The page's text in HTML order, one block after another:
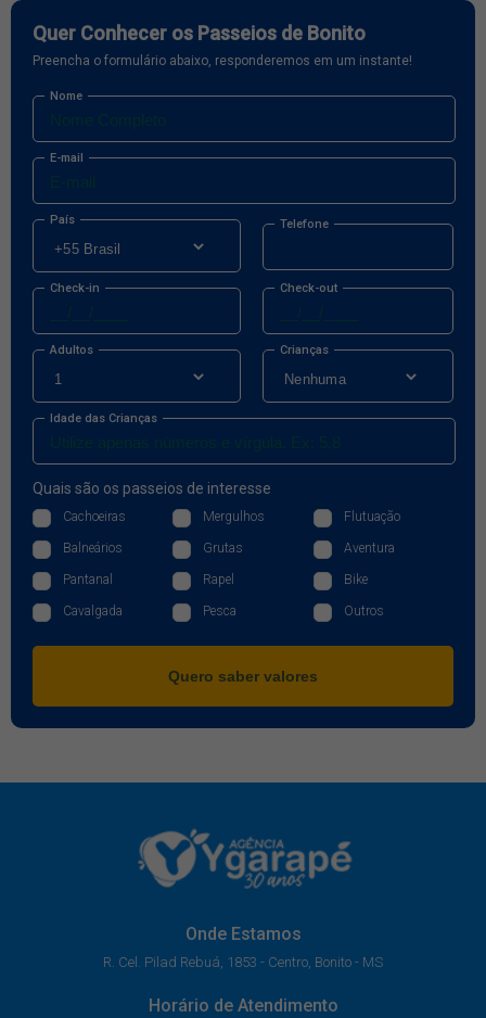
Quer Conhecer os Passeios de Bonito
Preencha o formulário abaixo, responderemos em um instante!
Nome
E-mail
País Telefone
Check-in Check-out
Adultos Crianças
Idade das Crianças
Quais são os passeios de interesse
Cachoeiras Mergulhos Flutuação
Balneários Grutas Aventura
Pantanal Rapel Bike
Cavalgada Pesca Outros
Quero saber valores
Onde Estamos
R. Cel. Pilad Rebuá, 1853 - Centro, Bonito - MS
Horário de Atendimento